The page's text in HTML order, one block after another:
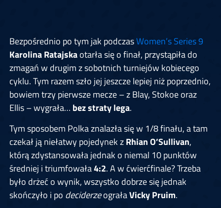
Bezpośrednio po tym jak podczasWomen’s Series 9
Karolina Ratajskaotarła się o finał, przystąpiła do
zmagań w drugim z sobotnich turniejów kobiecego
cyklu. Tym razem szło jej jeszcze lepiej niż poprzednio,
bowiem trzy pierwsze mecze – z Blay, Stokoe oraz
Ellis – wygrała… bez straty lega.
Tym sposobem Polka znalazła się w 1/8 finału, a tam
czekał ją niełatwy pojedynek zRhian O’Sullivan,
którą zdystansowała jednak o niemal 10 punktów
średniej i triumfowała4:2. A w ćwierćfinale? Trzeba
było drżeć o wynik, wszystko dobrze się jednak
skończyło i po deciderzeograłaVicky Pruim.